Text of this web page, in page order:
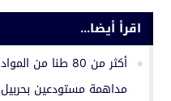
اقرأ أيضا...
أكثر من 80 طنا
مداهمة مستودعين بحربيل